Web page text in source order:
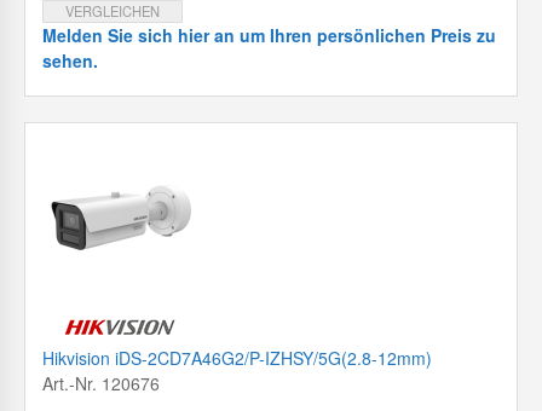
VERGLEICHEN
Melden Sie sich hier an um Ihren persönlichen Preis zu
sehen.
Hikvision iDS-2CD7A46G2/P-IZHSY/5G(2.8-12mm)
Art.-Nr. 120676